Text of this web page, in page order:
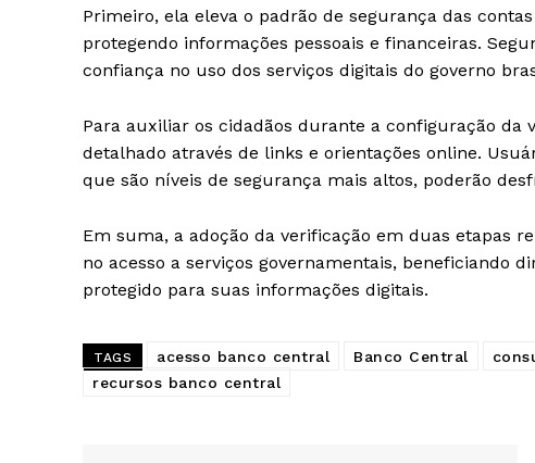
Primeiro, ela eleva o padrão de segurança das
protegendo informações pessoais e financeiras.
confiança no uso dos serviços digitais do governo
Para auxiliar os cidadãos durante a configuração da
detalhado através de links e orientações online.
que são níveis de segurança mais altos, poderão
Em suma, a adoção da verificação em duas etapas
no acesso a serviços governamentais, beneficiando
protegido para suas informações digitais.
TAGS acesso banco central Banco Central
recursos banco central